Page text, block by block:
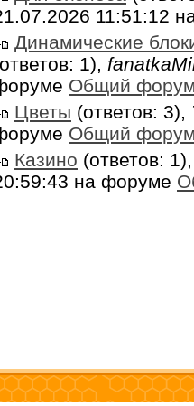
11:51:12
Динамические
1),
Общий
Цветы (ответов: 3),
Общий
Казино (ответов:
на форуме